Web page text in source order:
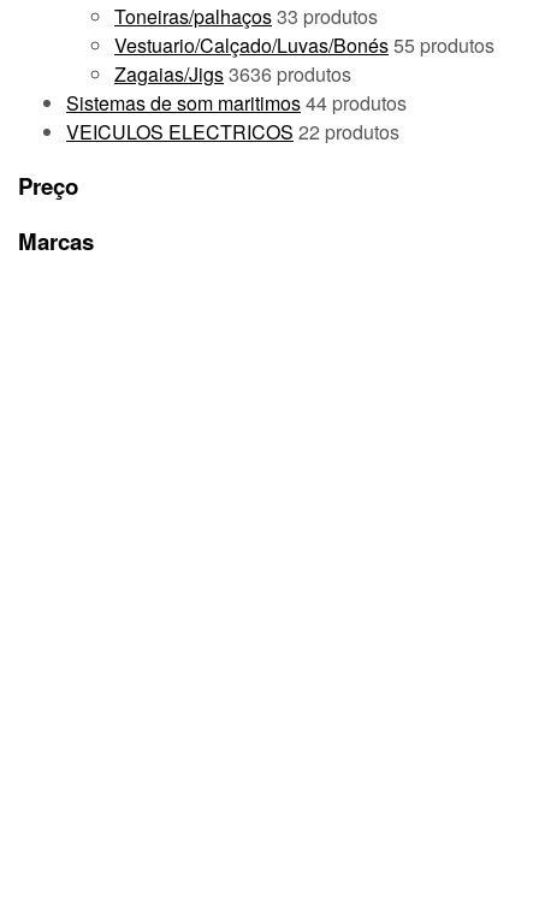
Toneiras/palhaços33 produtos
Vestuario/Calçado/Luvas/Bonés55 produtos
Zagaias/Jigs3636 produtos
Sistemas de som maritimos44 produtos
VEICULOS ELECTRICOS 22 produtos
Preço
Marcas